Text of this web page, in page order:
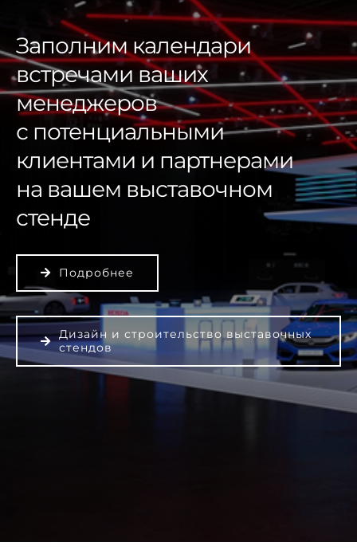
Заполним календари
встречами ваших
менеджеров
с потенциальными
клиентами и партнерами
на вашем выставочном
стенде
Подробнее
Дизайн и строительство выставочных
стендов